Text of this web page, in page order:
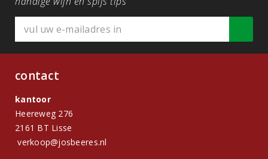
contact
kantoor
Heereweg 276
2161 BT Lisse
verkoop@josbeeres.nl